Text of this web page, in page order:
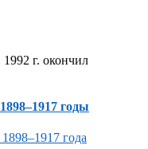
г. окончил
годы